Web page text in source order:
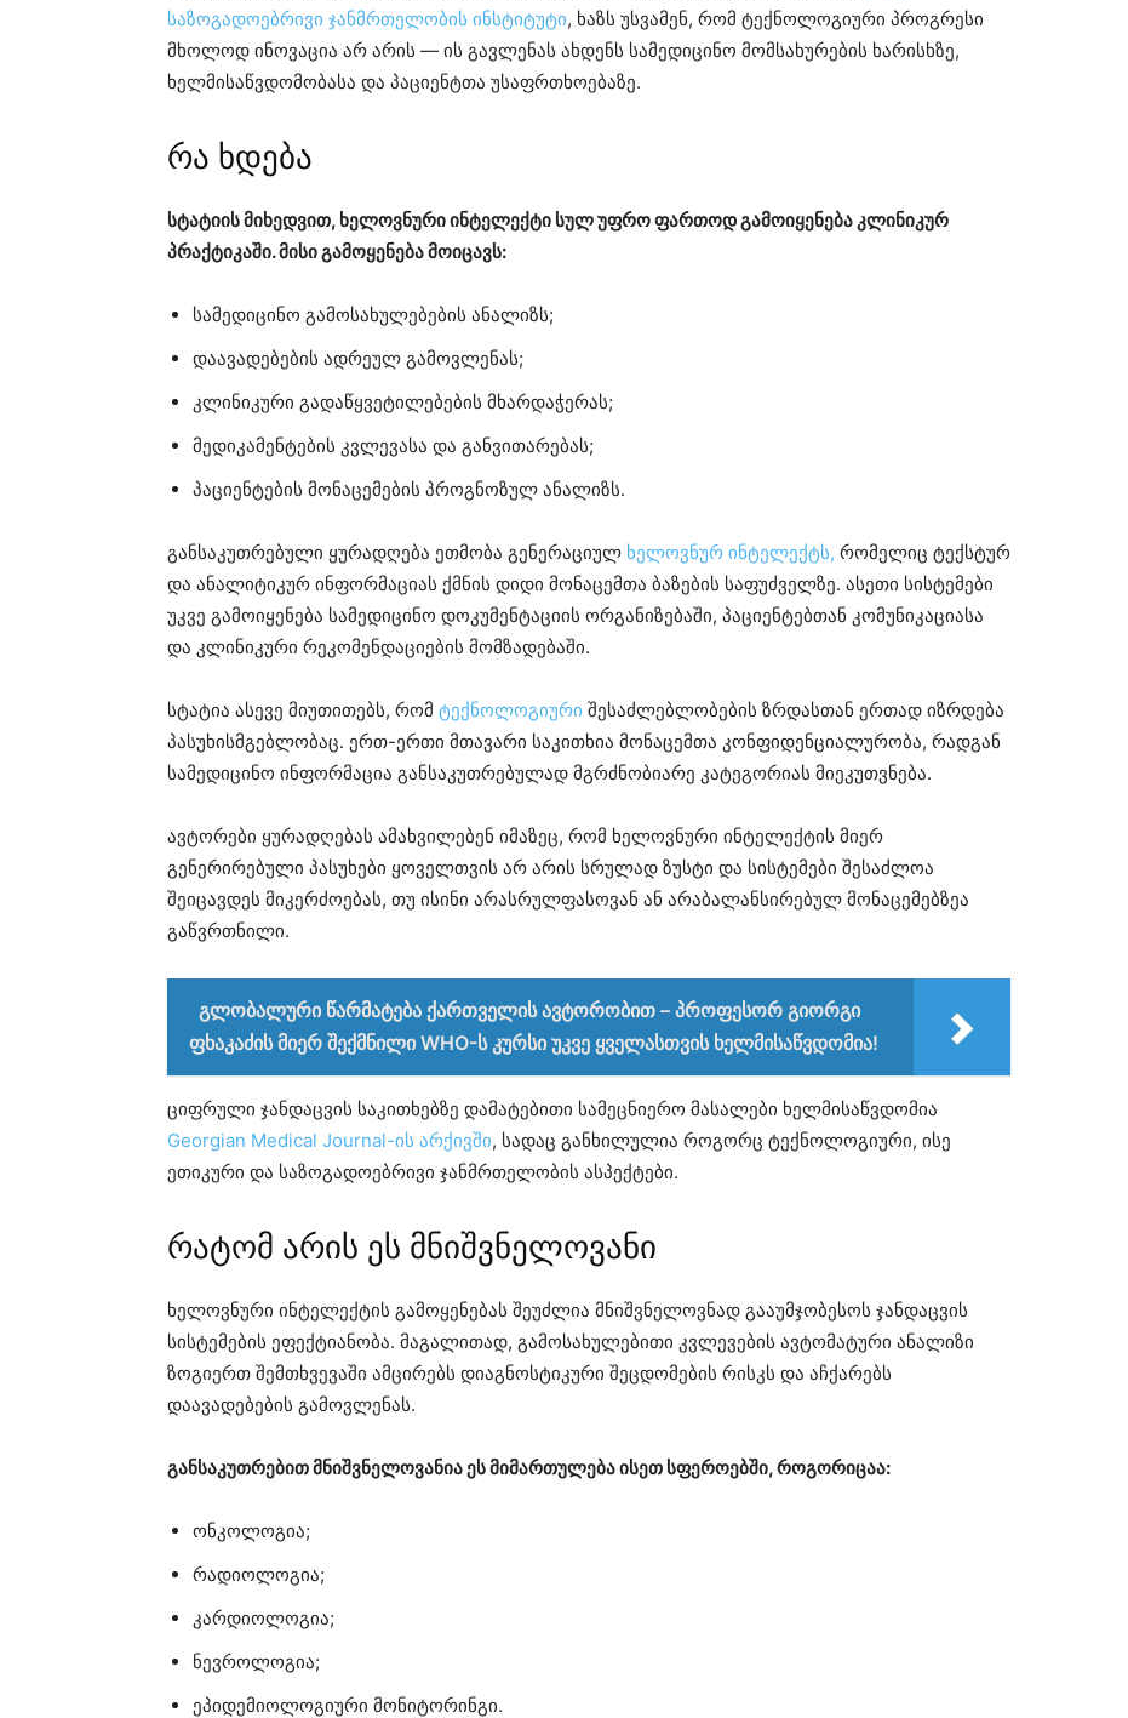
საზოგადოებრივი ჯანმრთელობის ინსტიტუტი, ხაზს უსვამენ, რომ ტექნოლოგიური პროგრესი
მხოლოდ ინოვაცია არ არის — ის გავლენას ახდენს სამედიცინო მომსახურების ხარისხზე,
ხელმისაწვდომობასა და პაციენტთა უსაფრთხოებაზე.
რა ხდება
სტატიის მიხედვით, ხელოვნური ინტელექტი სულ უფრო ფართოდ გამოიყენება კლინიკურ
პრაქტიკაში. მისი გამოყენება მოიცავს:
სამედიცინო გამოსახულებების ანალიზს;
დაავადებების ადრეულ გამოვლენას;
კლინიკური გადაწყვეტილებების მხარდაჭერას;
მედიკამენტების კვლევასა და განვითარებას;
პაციენტების მონაცემების პროგნოზულ ანალიზს.
განსაკუთრებული ყურადღება ეთმობა გენერაციულ ხელოვნურ ინტელექტს, რომელიც ტექსტურ
და ანალიტიკურ ინფორმაციას ქმნის დიდი მონაცემთა ბაზების საფუძველზე. ასეთი სისტემები
უკვე გამოიყენება სამედიცინო დოკუმენტაციის ორგანიზებაში, პაციენტებთან კომუნიკაციასა
და კლინიკური რეკომენდაციების მომზადებაში.
სტატია ასევე მიუთითებს, რომ ტექნოლოგიური შესაძლებლობების ზრდასთან ერთად იზრდება
პასუხისმგებლობაც. ერთ-ერთი მთავარი საკითხია მონაცემთა კონფიდენციალურობა, რადგან
სამედიცინო ინფორმაცია განსაკუთრებულად მგრძნობიარე კატეგორიას მიეკუთვნება.
ავტორები ყურადღებას ამახვილებენ იმაზეც, რომ ხელოვნური ინტელექტის მიერ
გენერირებული პასუხები ყოველთვის არ არის სრულად ზუსტი და სისტემები შესაძლოა
შეიცავდეს მიკერძოებას, თუ ისინი არასრულფასოვან ან არაბალანსირებულ მონაცემებზეა
გაწვრთნილი.
გლობალური წარმატება ქართველის ავტორობით – პროფესორ გიორგი
ფხაკაძის მიერ შექმნილი WHO-ს კურსი უკვე ყველასთვის ხელმისაწვდომია!
ციფრული ჯანდაცვის საკითხებზე დამატებითი სამეცნიერო მასალები ხელმისაწვდომია
Georgian Medical Journal-ის არქივში, სადაც განხილულია როგორც ტექნოლოგიური, ისე
ეთიკური და საზოგადოებრივი ჯანმრთელობის ასპექტები.
რატომ არის ეს მნიშვნელოვანი
ხელოვნური ინტელექტის გამოყენებას შეუძლია მნიშვნელოვნად გააუმჯობესოს ჯანდაცვის
სისტემების ეფექტიანობა. მაგალითად, გამოსახულებითი კვლევების ავტომატური ანალიზი
ზოგიერთ შემთხვევაში ამცირებს დიაგნოსტიკური შეცდომების რისკს და აჩქარებს
დაავადებების გამოვლენას.
განსაკუთრებით მნიშვნელოვანია ეს მიმართულება ისეთ სფეროებში, როგორიცაა:
ონკოლოგია;
რადიოლოგია;
კარდიოლოგია;
ნევროლოგია;
ეპიდემიოლოგიური მონიტორინგი.